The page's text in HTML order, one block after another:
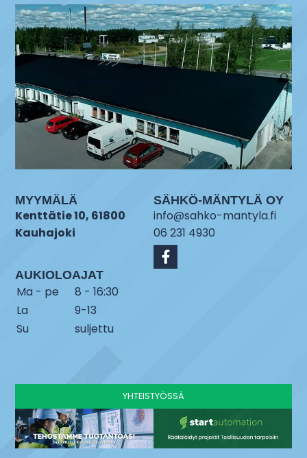
MYYMÄLÄ
Kenttätie 10, 61800
Kauhajoki
AUKIOLOAJAT
Ma - pe
8 - 16:30
La
9-13
Su
suljettu
SÄHKÖ-MÄNTYLÄ OY
info@sahko-mantyla.fi
06 231 4930
YHTEISTYÖSSÄ